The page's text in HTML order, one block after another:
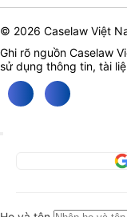
© 2026 Caselaw Việt
Ghi rõ nguồn Caselaw
sử dụng thông tin, tài